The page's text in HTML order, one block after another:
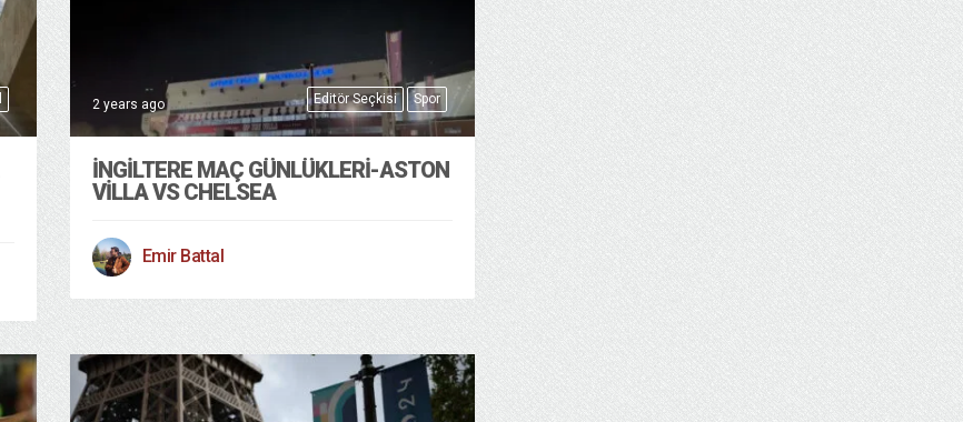
Editör Seçkisi Spor
2 years ago
İNGILTERE MAÇ GÜNLÜKLERI-ASTON
VILLA VS CHELSEA
Emir Battal